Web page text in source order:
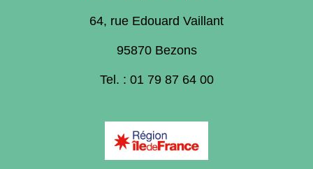
64, rue Edouard Vaillant
95870 Bezons
Tel. : 01 79 87 64 00